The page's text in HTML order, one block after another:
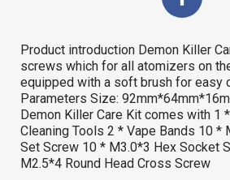
Product introduction Demon Killer
screws which for all atomizers on
equipped with a soft brush for easy
Parameters Size:
Demon Killer Care Kit comes with 1
Cleaning Tools 2 * Vape Bands 10 *
Set Screw 10 * M3.0*3 Hex Socket
M2.5*4 Round Head Cross Screw